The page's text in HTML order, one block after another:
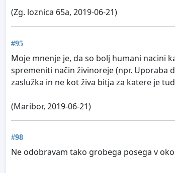
(Zg. loznica 65a, 2019-06-21)
#95
Moje mnenje je, da so bolj humani nacini
spremeniti način živinoreje (npr. Uporaba
zaslužka in ne kot živa bitja za katere je
(Maribor, 2019-06-21)
#98
Ne odobravam tako grobega posega v